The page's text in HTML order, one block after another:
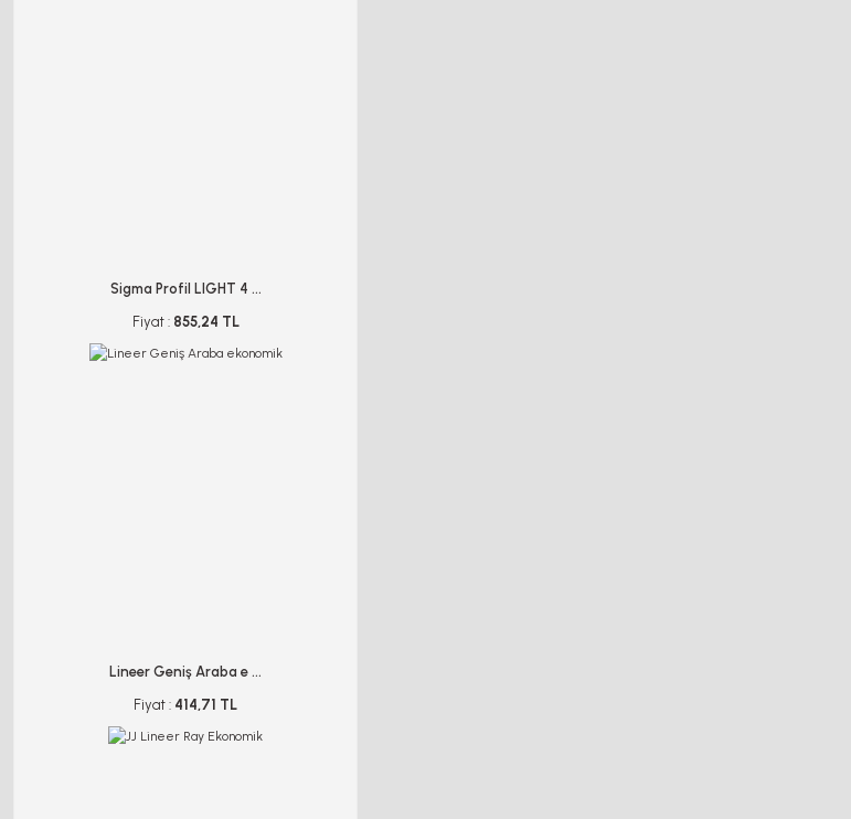
Sigma Profil LIGHT 4 ...
Fiyat : 855,24 TL
Lineer Geniş Araba e ...
Fiyat : 414,71 TL